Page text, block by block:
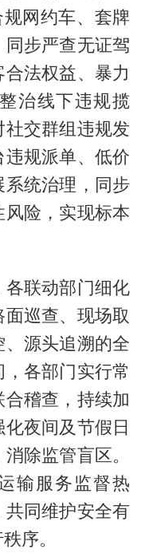
网约车、套牌
步严查无证驾
法权益、暴力
治线下违规揽
交群组违规发
规派单、低价
统治理，同步
险，实现标本
联动部门细化
巡查、现场取
源头追溯的全
各部门实行常
稽查，持续加
夜间及节假日
除监管盲区。
输服务监督热
同维护安全有
序。